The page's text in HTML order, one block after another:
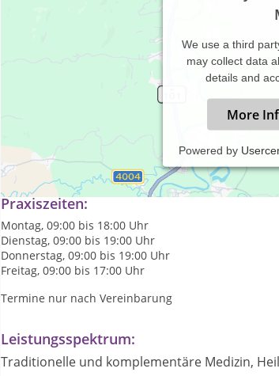
We use a third
may collect data
details and
More
Powered by
Praxis für Chinesische Medizin, Behandlungen mit
Praxiszeiten:
Montag, 09:00 bis 18:00 Uhr
Dienstag, 09:00 bis 19:00 Uhr
Donnerstag, 09:00 bis 19:00 Uhr
Freitag, 09:00 bis 17:00 Uhr
Termine nur nach Vereinbarung
Leistungsspektrum:
Traditionelle und komplementäre Medizin,